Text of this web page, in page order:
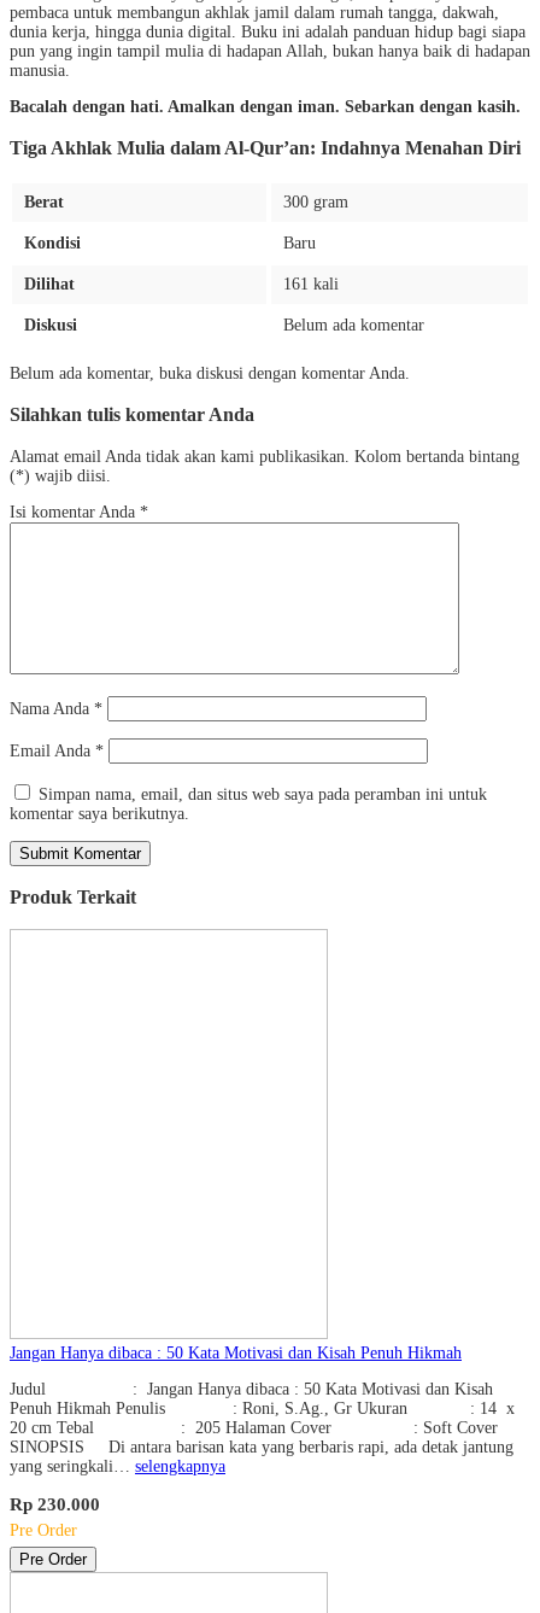
pembaca untuk membangun akhlak jamil dalam rumah tangga, dakwah,
dunia kerja, hingga dunia digital. Buku ini adalah panduan hidup bagi siapa
pun yang ingin tampil mulia di hadapan Allah, bukan hanya baik di hadapan
manusia.
Bacalah dengan hati. Amalkan dengan iman. Sebarkan dengan kasih.
Tiga Akhlak Mulia dalam Al-Qur’an: Indahnya Menahan Diri
Berat 300 gram
Kondisi Baru
Dilihat 161 kali
Diskusi Belum ada komentar
Belum ada komentar, buka diskusi dengan komentar Anda.
Silahkan tulis komentar Anda
Alamat email Anda tidak akan kami publikasikan. Kolom bertanda bintang
(*) wajib diisi.
Isi komentar Anda *
Nama Anda *
Email Anda *
Simpan nama, email, dan situs web saya pada peramban ini untuk
komentar saya berikutnya.
Produk Terkait
Jangan Hanya dibaca : 50 Kata Motivasi dan Kisah Penuh Hikmah
Judul : Jangan Hanya dibaca : 50 Kata Motivasi dan Kisah
Penuh Hikmah Penulis : Roni, S.Ag., Gr Ukuran : 14 x
20 cm Tebal : 205 Halaman Cover : Soft Cover
SINOPSIS Di antara barisan kata yang berbaris rapi, ada detak jantung
yang seringkali… selengkapnya
Rp 230.000
Pre Order
Pre Order